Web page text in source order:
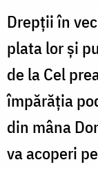
Drepţii în
plata lor şi
de la Cel
împărăţia
din mâna
va acoperi